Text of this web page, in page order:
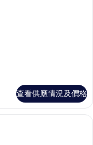
查看供應情況及價格